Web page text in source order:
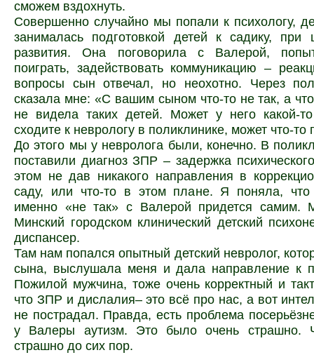
сможем вздохнуть.
Совершенно случайно мы попали к психологу,
занималась подготовкой детей к садику, при
развития. Она поговорила с Валерой,
поиграть, задействовать коммуникацию –
вопросы сын отвечал, но неохотно. Через
сказала мне: «С вашим сыном что-то не так, а
не видела таких детей. Может у него какой-
сходите к неврологу в поликлинике, может что-то
До этого мы у невролога были, конечно. В
поставили диагноз ЗПР – задержка
этом не дав никакого направления в
саду, или что-то в этом плане. Я поняла, что
именно «не так» с Валерой придется самим.
Минский городском клинический детский
диспансер.
Там нам попался опытный детский невролог,
сына, выслушала меня и дала направление к
Пожилой мужчина, тоже очень корректный и
что ЗПР и дислалия– это всё про нас, а вот
не пострадал. Правда, есть проблема
у Валеры аутизм. Это было очень страшно.
страшно до сих пор.